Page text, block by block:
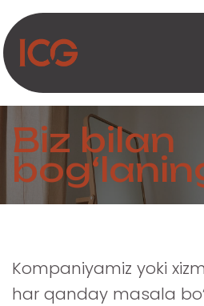
Asosiy mazmunga
Biz bilan
Kompaniyamiz yoki
har qanday masala